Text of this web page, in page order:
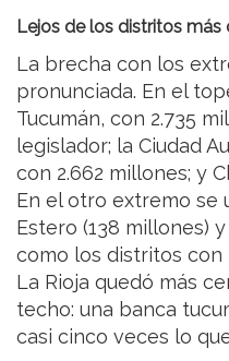
Lejos de los distritos más
La brecha con los
pronunciada. En el
Tucumán, con 2.735
legislador; la Ciudad
con 2.662 millones; y
En el otro extremo se
Estero (138 millones)
como los distritos
La Rioja quedó más
techo: una banca
casi cinco veces lo